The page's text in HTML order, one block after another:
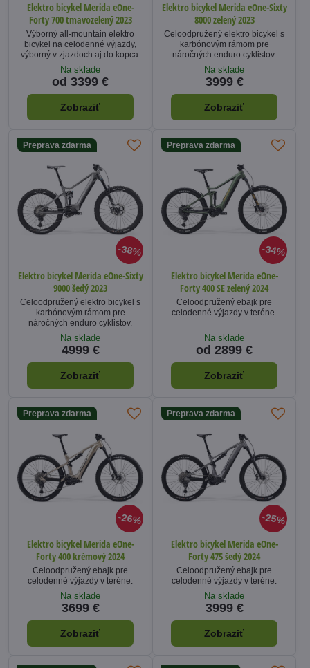
Elektro bicykel Merida eOne-
Forty 700 tmavozelený 2023
Výborný all-mountain elektro
bicykel na celodenné výjazdy,
výborný v zjazdoch aj do kopca.
Na sklade
od 3399 €
Zobraziť
Elektro bicykel Merida eOne-Sixty
8000 zelený 2023
Celoodpružený elektro bicykel s
karbónovým rámom pre
náročných enduro cyklistov.
Na sklade
3999 €
Zobraziť
38%
Preprava zdarma
Elektro bicykel Merida eOne-Sixty
9000 šedý 2023
Celoodpružený elektro bicykel s
karbónovým rámom pre
náročných enduro cyklistov.
Na sklade
4999 €
Zobraziť
34%
Preprava zdarma
Elektro bicykel Merida eOne-
Forty 400 SE zelený 2024
Celoodpružený ebajk pre
celodenné výjazdy v teréne.
Na sklade
od 2899 €
Zobraziť
26%
Preprava zdarma
Elektro bicykel Merida eOne-
Forty 400 krémový 2024
Celoodpružený ebajk pre
celodenné výjazdy v teréne.
Na sklade
3699 €
Zobraziť
25%
Preprava zdarma
Elektro bicykel Merida eOne-
Forty 475 šedý 2024
Celoodpružený ebajk pre
celodenné výjazdy v teréne.
Na sklade
3999 €
Zobraziť